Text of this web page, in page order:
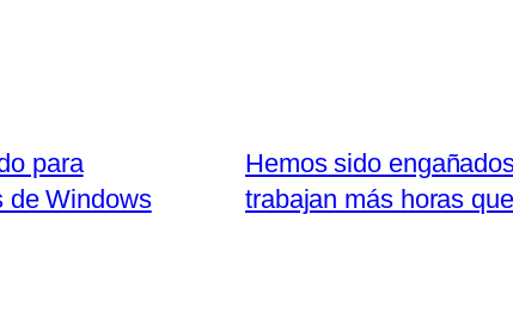
para
de Windows
Hemos sido
trabajan más horas